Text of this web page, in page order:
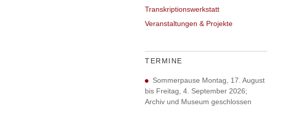
Transkriptionswerkstatt
Veranstaltungen & Projekte
TERMINE
Sommerpause Montag, 17. August
bis Freitag, 4. September 2026;
Archiv und Museum geschlossen